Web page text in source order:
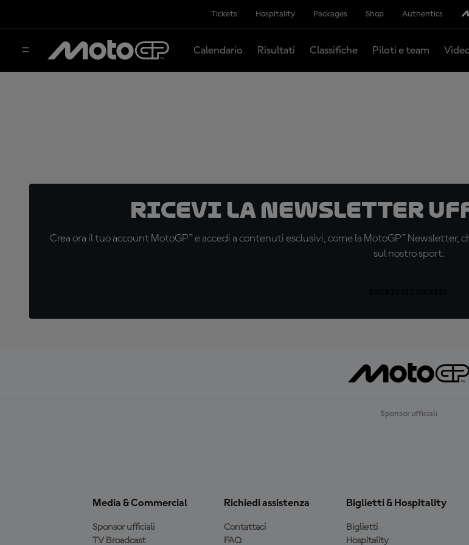
Tickets Hospitality Packages Shop Authentics
Calendario Risultati Classifiche Piloti e team
Ricevi la newsletter
Crea ora il tuo account MotoGP™ e accedi a contenuti esclusivi, come la MotoGP™
sul nostro sport.
Sponsor ufficiali
Media & Commercial
Sponsor ufficiali
TV Broadcast
Richiedi assistenza
Contattaci
FAQ
Biglietti & Hospitality
Biglietti
Hospitality